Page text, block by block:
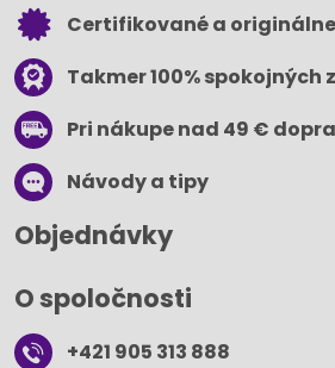
Certifikované a
Takmer 100% spokojných
Pri nákupe nad 49 €
Návody a tipy
Objednávky
O spoločnosti
+421 905 313 888